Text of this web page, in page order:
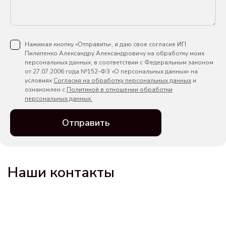
Нажимая кнопку «Отправить», я даю свое согласие ИП
Пилипенко Александру Александровичу на обработку моих
персональных данных, в соответствии с Федеральным законом
от 27.07.2006 года №152-ФЗ «О персональных данных» на
условиях Согласия на обработку персональных данных и
ознакомлен с Политикой в отношении обработки
персональных данных.
Отправить
Наши контакты